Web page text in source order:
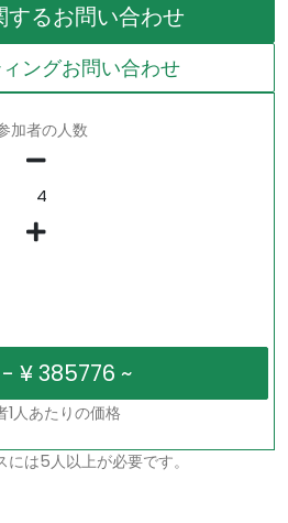
するお問い合わせ
ングお問い合わせ
加者の人数
1人あたりの価格
は5人以上が必要です。